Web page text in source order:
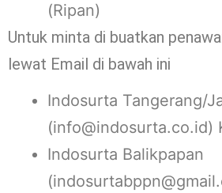
(Ripan)
Untuk minta di buatkan
lewat Email di bawah ini
Indosurta Tangerang/
(info@indosurta.co.id)
Indosurta Balikpapan